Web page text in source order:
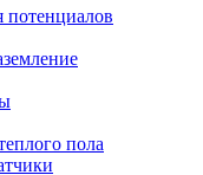
потенциалов
пола